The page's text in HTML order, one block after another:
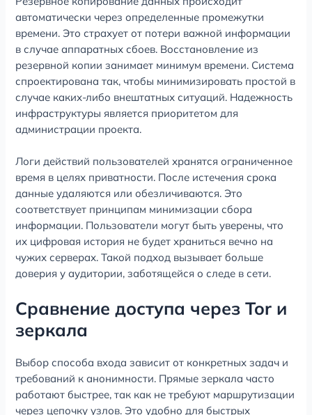
автоматически через определенные промежутки
времени. Это страхует от потери важной информации
в случае аппаратных сбоев. Восстановление из
резервной копии занимает минимум времени. Система
спроектирована так, чтобы минимизировать простой в
случае каких-либо внештатных ситуаций. Надежность
инфраструктуры является приоритетом для
администрации проекта.
Логи действий пользователей хранятся ограниченное
время в целях приватности. После истечения срока
данные удаляются или обезличиваются. Это
соответствует принципам минимизации сбора
информации. Пользователи могут быть уверены, что
их цифровая история не будет храниться вечно на
чужих серверах. Такой подход вызывает больше
доверия у аудитории, заботящейся о следе в сети.
Сравнение доступа через Tor и
зеркала
Выбор способа входа зависит от конкретных задач и
требований к анонимности. Прямые зеркала часто
работают быстрее, так как не требуют маршрутизации
через цепочку узлов. Это удобно для быстрых